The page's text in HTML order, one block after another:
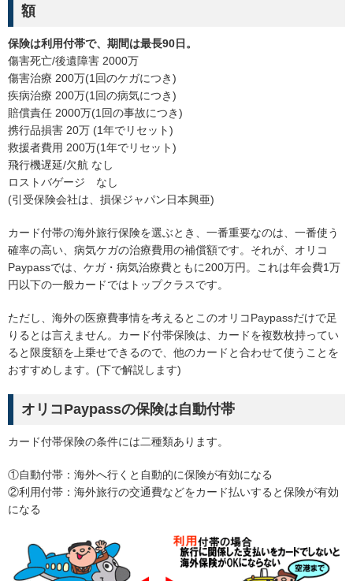
額
保険は利用付帯で、期間は最長90日。
傷害死亡/後遺障害 2000万
傷害治療 200万(1回のケガにつき)
疾病治療 200万(1回の病気につき)
賠償責任 2000万(1回の事故につき)
携行品損害 20万 (1年でリセット)
救援者費用 200万(1年でリセット)
飛行機遅延/欠航 なし
ロストバゲージ なし
(引受保険会社は、損保ジャパン日本興亜)
カード付帯の海外旅行保険を選ぶとき、一番重要なのは、一番使う
確率の高い、病気ケガの治療費用の補償額です。それが、オリコ
Paypassでは、ケガ・病気治療費ともに200万円。これは年会費1万
円以下の一般カードではトップクラスです。
ただし、海外の医療費事情を考えるとこのオリコPaypassだけで足
りるとは言えません。カード付帯保険は、カードを複数枚持ってい
ると限度額を上乗せできるので、他のカードと合わせて使うことを
おすすめします。(下で解説します)
オリコPaypassの保険は自動付帯
カード付帯保険の条件には二種類あります。
①自動付帯：海外へ行くと自動的に保険が有効になる
②利用付帯：海外旅行の交通費などをカード払いすると保険が有効
になる